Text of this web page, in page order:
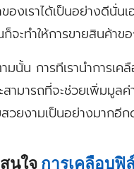
องเราได้เป็นอย่างดีนั่
จะทำให้การขายสินค้าข
มนั้น การทีเรานำการเ
สามารถที่จะช่วยเพิ่มมู
วยงามเป็นอย่างมากอี
นใจ การเคลือบฟิ